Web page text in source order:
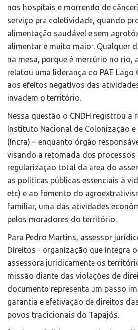
nos hospitais e morrendo de
serviço pra coletividade, quando
alimentação saudável e sem
alimentar é muito maior. Qualquer
na mesa, porque é mercúrio no rio,
relatou uma liderança do PAE Lago
aos efeitos negativos das
invadem o território.
Nessa questão o CNDH registrou a
Instituto Nacional de Colonização e
(Incra) – enquanto órgão
visando a retomada dos processos
regularização total da área do
as políticas públicas essenciais à
etc) e ao fomento do
familiar, uma das atividades
pelos moradores do território.
Para Pedro Martins, assessor
Direitos - organização que integra o
assessora juridicamente os
missão diante das violações de
documento representa um passo
garantia e efetivação de direitos
povos tradicionais do Tapajós.